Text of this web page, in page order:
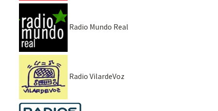
Radio Mundo Real
Radio VilardeVoz